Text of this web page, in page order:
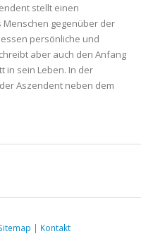
stellt einen
Menschen gegenüber der
persönliche und
aber auch den Anfang
in sein Leben. In der
Aszendent neben dem
| Kontakt